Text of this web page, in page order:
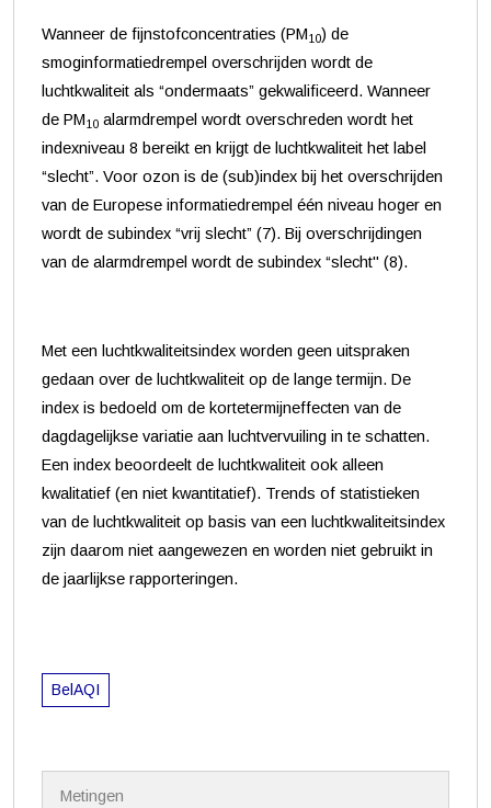
Wanneer de fijnstofconcentraties (PM10) de
smoginformatiedrempel overschrijden wordt de
luchtkwaliteit als “ondermaats” gekwalificeerd. Wanneer
de PM10 alarmdrempel wordt overschreden wordt het
indexniveau 8 bereikt en krijgt de luchtkwaliteit het label
“slecht”. Voor ozon is de (sub)index bij het overschrijden
van de Europese informatiedrempel één niveau hoger en
wordt de subindex “vrij slecht” (7). Bij overschrijdingen
van de alarmdrempel wordt de subindex “slecht" (8).
Met een luchtkwaliteitsindex worden geen uitspraken
gedaan over de luchtkwaliteit op de lange termijn. De
index is bedoeld om de kortetermijneffecten van de
dagdagelijkse variatie aan luchtvervuiling in te schatten.
Een index beoordeelt de luchtkwaliteit ook alleen
kwalitatief (en niet kwantitatief). Trends of statistieken
van de luchtkwaliteit op basis van een luchtkwaliteitsindex
zijn daarom niet aangewezen en worden niet gebruikt in
de jaarlijkse rapporteringen.
BelAQI
Metingen